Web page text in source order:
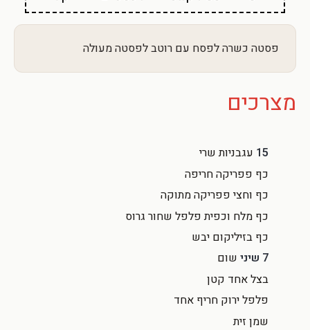
פסטה כשרה לפסח עם רוטב לפסטה מעולה
מצרכים
15 עגבניות שרי
כף פפריקה חריפה
כף וחצי פפריקה מתוקה
כף מלח וכפית פלפל שחור גרוס
כף בזיליקום יבש
7 שיני
שום
בצל אחד קטן
פלפל ירוק חריף אחד
שמן זית